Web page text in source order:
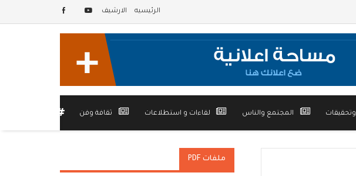
الرئيسيه الارشيف
المجتمع والناس لقاءات و استطلاعات ثقافة وفن
ملفات PDF